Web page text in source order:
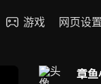
游戏 网页设置
章鱼